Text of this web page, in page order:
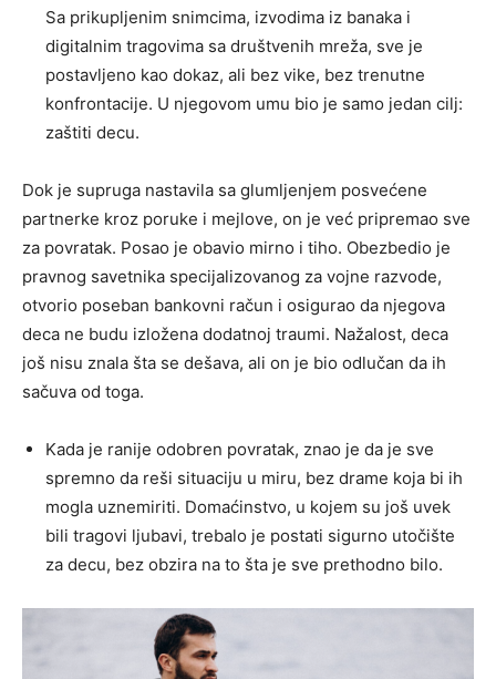
Sa prikupljenim snimcima, izvodima iz banaka i
digitalnim tragovima sa društvenih mreža, sve je
postavljeno kao dokaz, ali bez vike, bez trenutne
konfrontacije. U njegovom umu bio je samo jedan cilj:
zaštiti decu.
Dok je supruga nastavila sa glumljenjem posvećene
partnerke kroz poruke i mejlove, on je već pripremao sve
za povratak. Posao je obavio mirno i tiho. Obezbedio je
pravnog savetnika specijalizovanog za vojne razvode,
otvorio poseban bankovni račun i osigurao da njegova
deca ne budu izložena dodatnoj traumi. Nažalost, deca
još nisu znala šta se dešava, ali on je bio odlučan da ih
sačuva od toga.
Kada je ranije odobren povratak, znao je da je sve
spremno da reši situaciju u miru, bez drame koja bi ih
mogla uznemiriti. Domaćinstvo, u kojem su još uvek
bili tragovi ljubavi, trebalo je postati sigurno utočište
za decu, bez obzira na to šta je sve prethodno bilo.